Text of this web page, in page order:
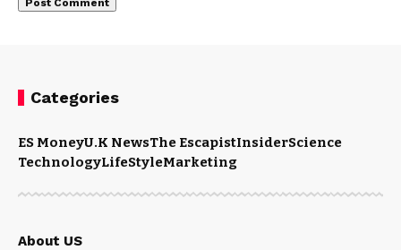
Categories
ES MoneyU.K NewsThe EscapistInsiderScience
TechnologyLifeStyleMarketing
About US